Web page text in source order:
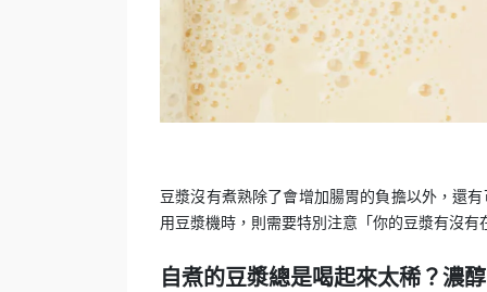
豆漿沒有煮熟除了會增加腸胃的負擔以外，還
用豆漿機時，則需要特別注意「你的豆漿有沒有
自煮的豆漿總是喝起來太稀？濃